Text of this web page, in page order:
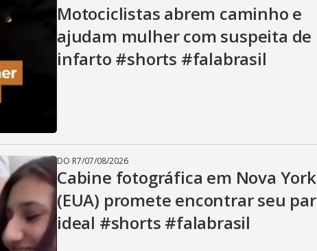
d
e
o
Motociclistas abrem caminho e
ajudam mulher com suspeita de
infarto #shorts #falabrasil
DO R7/07/08/2026
Cabine fotográfica em Nova York
(EUA) promete encontrar seu par
ideal #shorts #falabrasil